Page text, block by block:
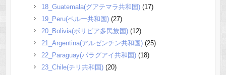
18_Guatemala(グアテマラ共和国)(17)
19_Peru(ペルー共和国)(27)
20_Bolivia(ボリビア多民族国)(12)
21_Argentina(アルゼンチン共和国)(25)
22_Paraguay(パラグアイ共和国)(18)
23_Chile(チリ共和国)(20)